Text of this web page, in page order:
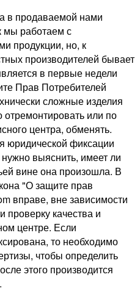
в продаваемой нами
мы работаем с
продукции, но, к
производителей бывает
в первые недели
Прав Потребителей
сложные изделия
отремонтировать или по
центра, обменять.
юридической фиксации
выяснить, имеет ли
вине она произошла. В
"О защите прав
вправе, вне зависимости
проверку качества и
центре. Если
то необходимо
чтобы определить
этого производится